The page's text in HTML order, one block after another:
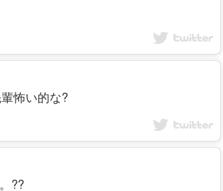
怖い的な?
??